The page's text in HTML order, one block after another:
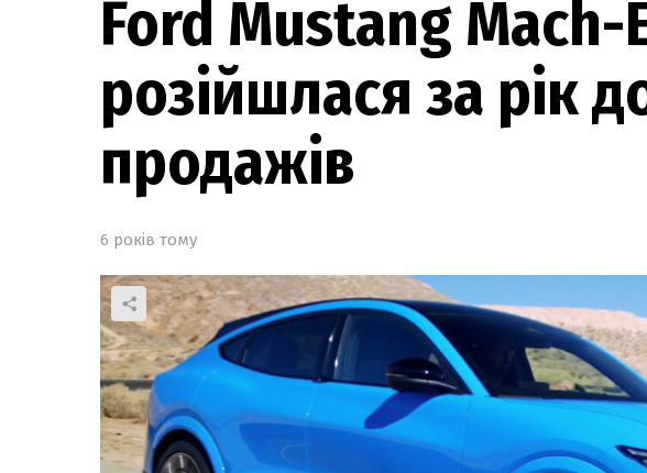
Ford Mustang
розійшлася за рік
продажів
6 років тому